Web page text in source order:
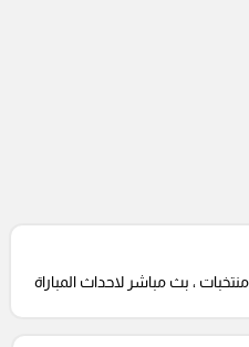
، بث مباشر لاحداث المباراة